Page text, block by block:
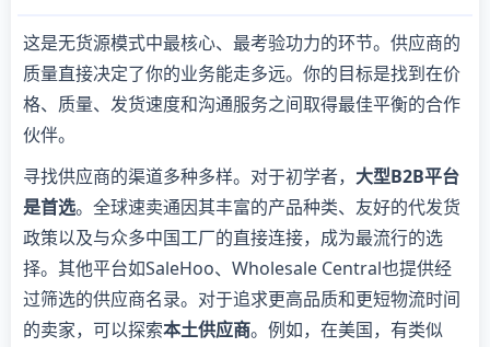
这是无货源模式中最核心、最考验功力的环节。供应商的
质量直接决定了你的业务能走多远。你的目标是找到在价
格、质量、发货速度和沟通服务之间取得最佳平衡的合作
伙伴。
寻找供应商的渠道多种多样。对于初学者， 大型B2B平台
是首选。全球速卖通因其丰富的产品种类、友好的代发货
政策以及与众多中国工厂的直接连接，成为最流行的选
择。其他平台如SaleHoo、Wholesale Central也提供经
过筛选的供应商名录。对于追求更高品质和更短物流时间
的卖家，可以探索本土供应商。例如，在美国，有类似